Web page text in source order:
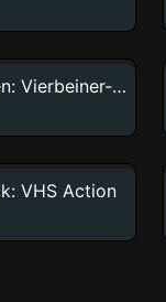
Bestialisches Vergnügen: Vierbeiner-Orgie mit einem Knabberer
VHS Action